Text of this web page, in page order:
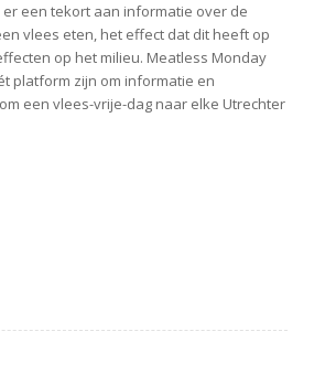
er een tekort aan informatie over de
vlees eten, het effect dat dit heeft op
op het milieu. Meatless Monday
platform zijn om informatie en
een vlees-vrije-dag naar elke Utrechter